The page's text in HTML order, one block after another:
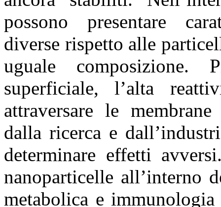
possono presentare
diverse rispetto alle
uguale composizione.
superficiale, l’alta
attraversare le
dalla ricerca e
determinare effetti
nanoparticelle all’interno
metabolica e